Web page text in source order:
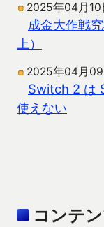
2025年04月10
成金大作戦
上）
2025年04月09
Switch 2 は
使えない
コンテ